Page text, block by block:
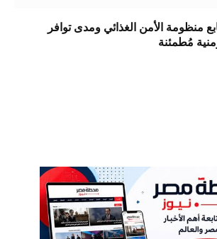
منظومة الأمن الغذائي ومدى توافر
مُطمئنة